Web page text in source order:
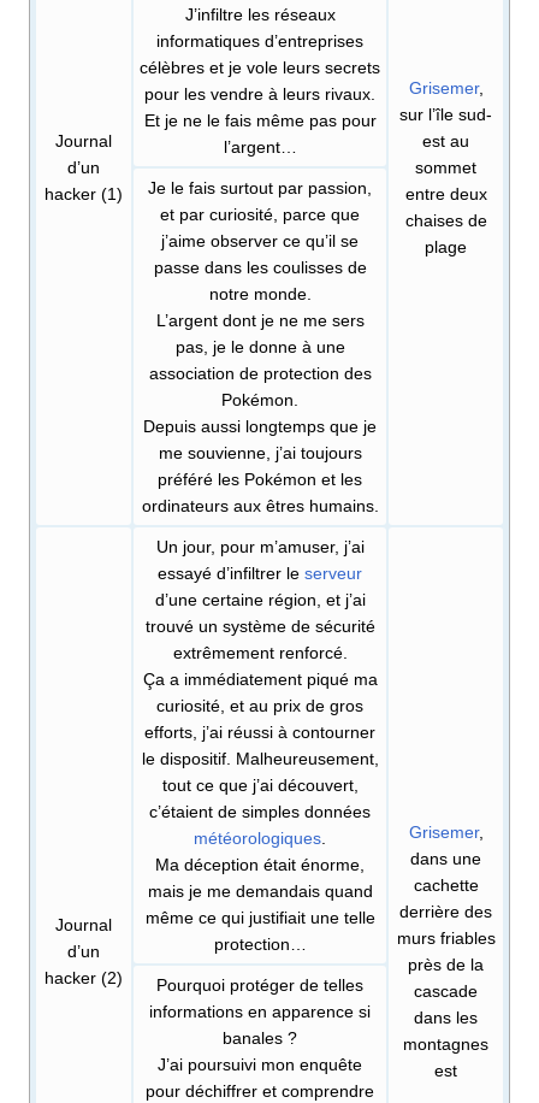
Journal
d’un
hacker (1)
J’infiltre les réseaux
informatiques d’entreprises
célèbres et je vole leurs secrets
pour les vendre à leurs rivaux.
Et je ne le fais même pas pour
l’argent…
Grisemer,
sur l’île sud-
est au
sommet
entre deux
chaises de
plage
Je le fais surtout par passion,
et par curiosité, parce que
j’aime observer ce qu’il se
passe dans les coulisses de
notre monde.
L’argent dont je ne me sers
pas, je le donne à une
association de protection des
Pokémon.
Depuis aussi longtemps que je
me souvienne, j’ai toujours
préféré les Pokémon et les
ordinateurs aux êtres humains.
Journal
d’un
hacker (2)
Un jour, pour m’amuser, j’ai
essayé d’infiltrer le serveur
d’une certaine région, et j’ai
trouvé un système de sécurité
extrêmement renforcé.
Ça a immédiatement piqué ma
curiosité, et au prix de gros
efforts, j’ai réussi à contourner
le dispositif. Malheureusement,
tout ce que j’ai découvert,
c’étaient de simples données
météorologiques.
Ma déception était énorme,
mais je me demandais quand
même ce qui justifiait une telle
protection…
Grisemer,
dans une
cachette
derrière des
murs friables
près de la
cascade
dans les
montagnes
est
Pourquoi protéger de telles
informations en apparence si
banales ?
J’ai poursuivi mon enquête
pour déchiffrer et comprendre